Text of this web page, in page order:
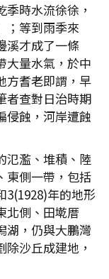
時水流徐徐，
；等到雨季來
溪才成了一條
大量水氣，於中
方耆老即謂，早
者查對日治時期
侵蝕，河岸遭蝕
氾濫、堆積、陸
東側一帶，包括
3(1928)年的地形
北側、田墘厝
湖，仍與大鵬灣
沙丘成建地，